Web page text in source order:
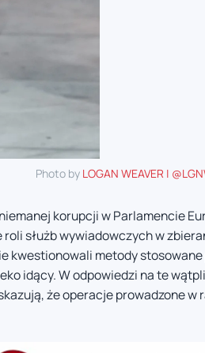
Photo by LOGAN WEAVER |
korupcji w Parlamencie
służb wywiadowczych w
kwestionowali metody stosowane
idący. W odpowiedzi na te
że operacje prowadzone w